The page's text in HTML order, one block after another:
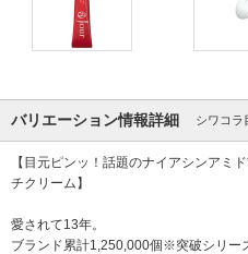
バリエーション情報詳細 シワコラ
【目元ピンッ！話題のナイアシンアミ
チクリーム】
愛されて13年。
ブランド累計1,250,000個※突破シリー